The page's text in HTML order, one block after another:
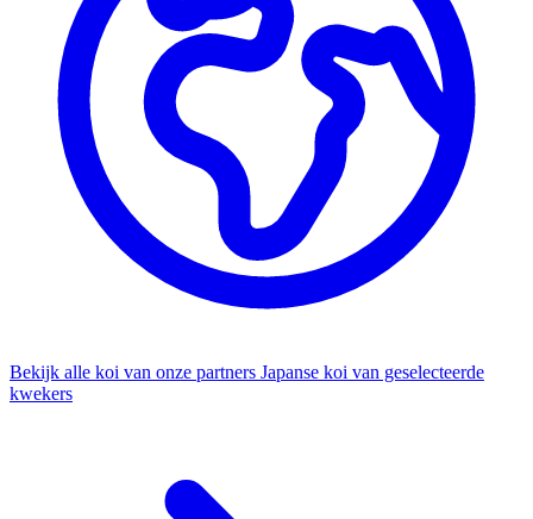
Bekijk alle koi van onze partners Japanse koi van geselecteerde
kwekers